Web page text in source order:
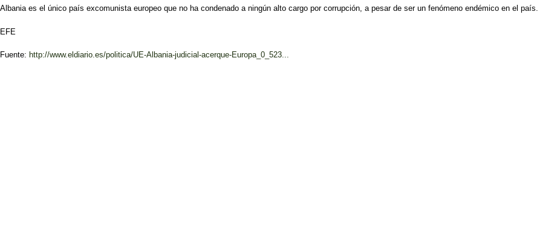
Albania es el único país excomunista europeo que no ha condenado a ningún alto cargo por corrupción, a pesar de ser un fenómeno endémico en el país.
EFE
Fuente: http://www.eldiario.es/politica/UE-Albania-judicial-acerque-Europa_0_523...